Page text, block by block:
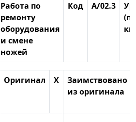
Работа по
ремонту
оборудования
и смене
ножей
Код A/02.3
Оригинал X
Заимствовано
из оригинала